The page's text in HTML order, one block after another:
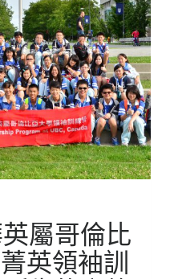
屬哥倫比
英領袖訓